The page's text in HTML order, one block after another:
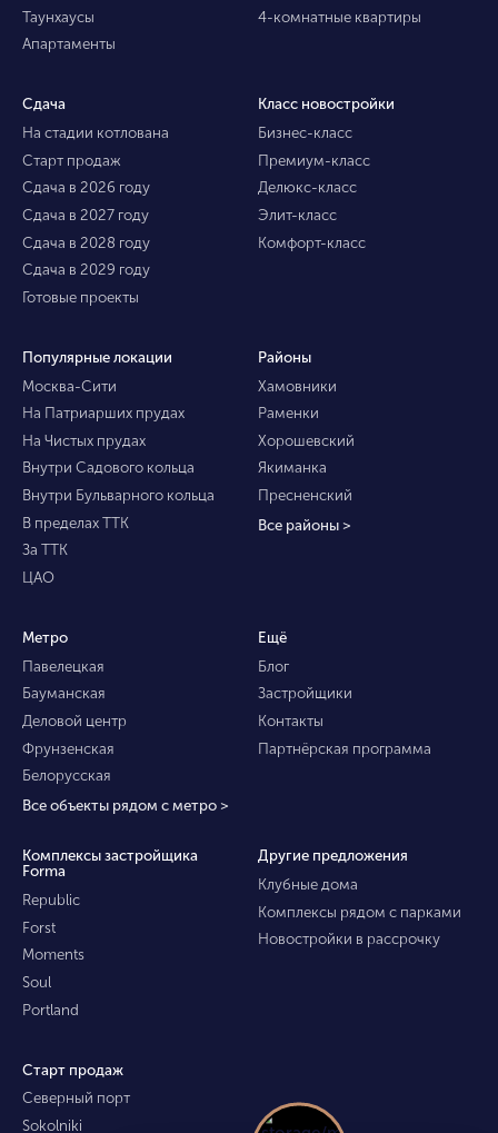
Таунхаусы
Апартаменты
4-комнатные квартиры
Сдача
На стадии котлована
Старт продаж
Сдача в 2026 году
Сдача в 2027 году
Сдача в 2028 году
Сдача в 2029 году
Готовые проекты
Класс новостройки
Бизнес-класс
Премиум-класс
Делюкс-класс
Элит-класс
Комфорт-класс
Популярные локации
Москва-Сити
На Патриарших прудах
На Чистых прудах
Внутри Садового кольца
Внутри Бульварного кольца
В пределах ТТК
За ТТК
ЦАО
Районы
Хамовники
Раменки
Хорошевский
Якиманка
Пресненский
Все районы >
Метро
Павелецкая
Бауманская
Деловой центр
Фрунзенская
Белорусская
Все объекты рядом с метро >
Ещё
Блог
Застройщики
Контакты
Партнёрская программа
Комплексы застройщика
Forma
Republic
Forst
Moments
Soul
Portland
Другие предложения
Клубные дома
Комплексы рядом с парками
Новостройки в рассрочку
Старт продаж
Северный порт
Sokolniki